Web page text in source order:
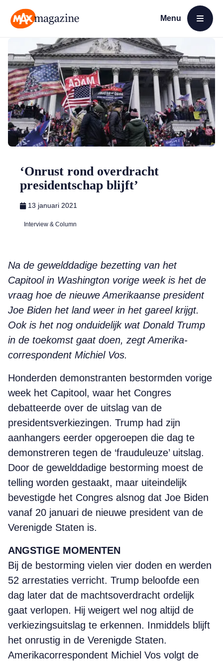
Menu
Open menu
‘Onrust rond overdracht
presidentschap blijft’
13 januari 2021
Interview & Column
Na de gewelddadige bezetting van het
Capitool in Washington vorige week is het de
vraag hoe de nieuwe Amerikaanse president
Joe Biden het land weer in het gareel krijgt.
Ook is het nog onduidelijk wat Donald Trump
in de toekomst gaat doen, zegt Amerika-
correspondent Michiel Vos.
Honderden demonstranten bestormden vorige
week het Capitool, waar het Congres
debatteerde over de uitslag van de
presidentsverkiezingen. Trump had zijn
aanhangers eerder opgeroepen die dag te
demonstreren tegen de ‘frauduleuze’ uitslag.
Door de gewelddadige bestorming moest de
telling worden gestaakt, maar uiteindelijk
bevestigde het Congres alsnog dat Joe Biden
vanaf 20 januari de nieuwe president van de
Verenigde Staten is.
ANGSTIGE MOMENTEN
Bij de bestorming vielen vier doden en werden
52 arrestaties verricht. Trump beloofde een
dag later dat de machtsoverdracht ordelijk
gaat verlopen. Hij weigert wel nog altijd de
verkiezingsuitslag te erkennen. Inmiddels blijft
het onrustig in de Verenigde Staten.
Amerikacorrespondent Michiel Vos volgt de